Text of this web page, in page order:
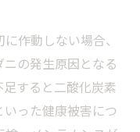
て効率アップ
に与える影響
スターの選び方
作動しない場合、
の発生原因となる
すると二酸化炭素
った健康被害につ